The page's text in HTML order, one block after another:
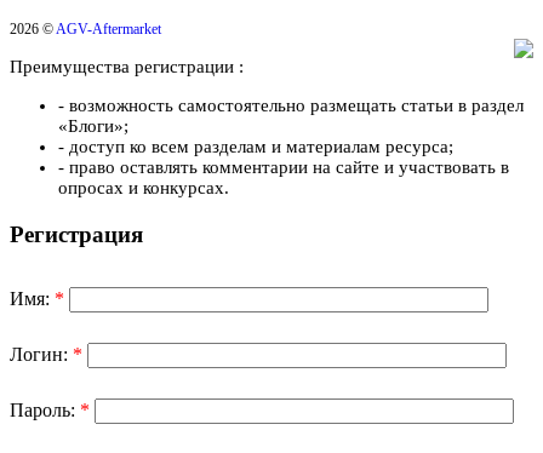
2026 ©AGV-Aftermarket
Преимущества регистрации :
- возможность самостоятельно размещать статьи в раздел
«Блоги»;
- доступ ко всем разделам и материалам ресурса;
- право оставлять комментарии на сайте и участвовать в
опросах и конкурсах.
Регистрация
Имя: *
Логин: *
Пароль: *